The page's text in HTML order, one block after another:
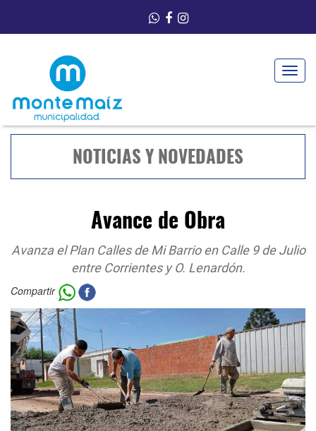
Toggle
NOTICIAS Y NOVEDADES
Avance de Obra
Avanza el Plan Calles de Mi Barrio en Calle 9 de Julio
entre Corrientes y O. Lenardón.
Compartir